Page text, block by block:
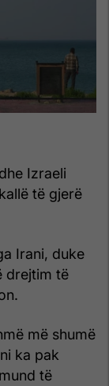
Izraeli
të gjerë
Irani, duke
drejtim të
më shumë
ka pak
të